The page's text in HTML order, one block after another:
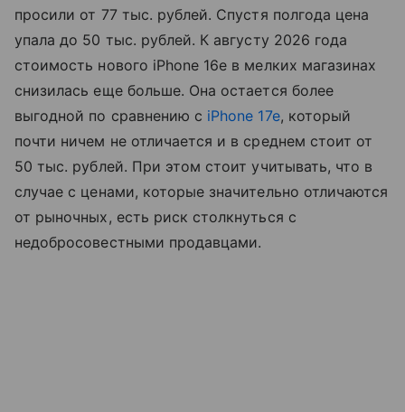
просили от 77 тыс. рублей. Спустя полгода цена
упала до 50 тыс. рублей. К августу 2026 года
стоимость нового iPhone 16e в мелких магазинах
снизилась еще больше. Она остается более
выгодной по сравнению с iPhone 17e, который
почти ничем не отличается и в среднем стоит от
50 тыс. рублей. При этом стоит учитывать, что в
случае с ценами, которые значительно отличаются
от рыночных, есть риск столкнуться с
недобросовестными продавцами.